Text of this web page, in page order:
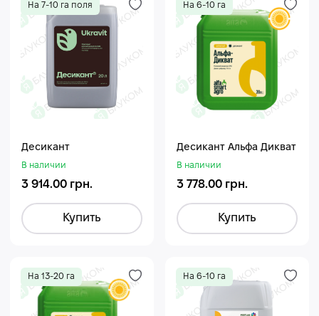
На 7-10 га поля
Десикант
В наличии
3 914.00 грн.
Купить
На 6-10 га
Десикант Альфа Дикват
В наличии
3 778.00 грн.
Купить
На 13-20 га На 6-10 га